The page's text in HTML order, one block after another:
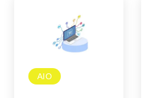
AIO